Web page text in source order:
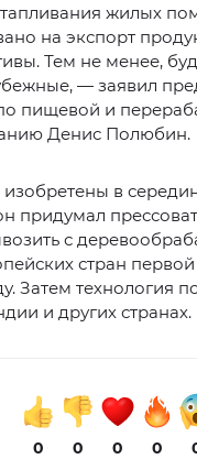
жилых
на экспорт
Тем не менее,
— заявил
пищевой и
Денис Полюбин.
в
придумал
с
стран
Затем технология
и других странах.
0 0 0 0